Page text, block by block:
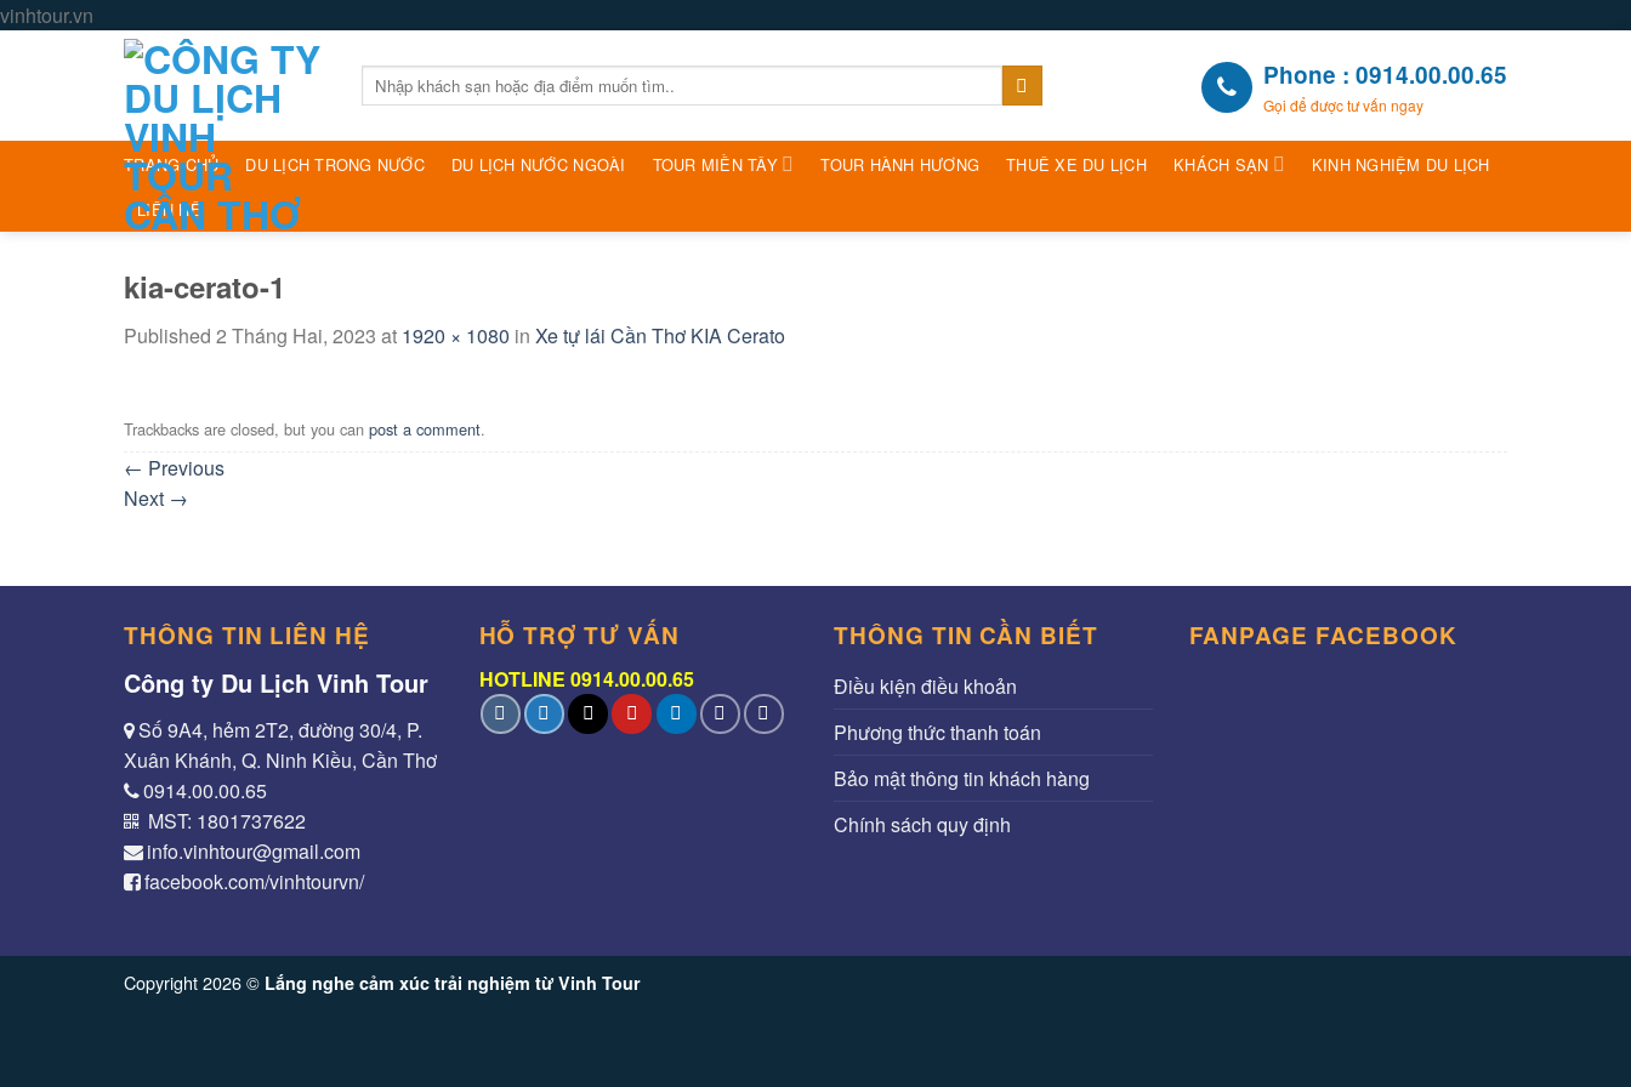
vinhtour.vn
content
Tìm
kiếm:
Phone : 0914.00.00.65
Gọi để được tư vấn ngay
TRANG CHỦ DU LỊCH TRONG NƯỚC DU LỊCH NƯỚC NGOÀI TOUR MIỀN TÂY TOUR HÀNH HƯƠNG THUÊ XE DU LỊCH KHÁCH SẠN
KINH NGHIỆM DU LỊCH
LIÊN HỆ
kia-cerato-1
Published 2 Tháng Hai, 2023 at 1920 × 1080 in Xe tự lái Cần Thơ KIA Cerato
Trackbacks are closed, but you can post a comment.
← Previous
Next →
THÔNG TIN LIÊN HỆ
Công ty Du Lịch Vinh Tour
Số 9A4, hẻm 2T2, đường 30/4, P.
Xuân Khánh, Q. Ninh Kiều, Cần Thơ
0914.00.00.65
MST: 1801737622
info.vinhtour@gmail.com
facebook.com/vinhtourvn/
HỖ TRỢ TƯ VẤN
HOTLINE 0914.00.00.65
THÔNG TIN CẦN BIẾT
Điều kiện điều khoản
Phương thức thanh toán
Bảo mật thông tin khách hàng
Chính sách quy định
FANPAGE FACEBOOK
Copyright 2026 © Lắng nghe cảm xúc trải nghiệm từ Vinh Tour